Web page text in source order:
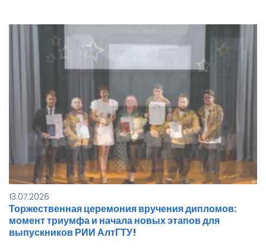
13.07.2026
Торжественная церемония вручения дипломов:
момент триумфа и начала новых этапов для
выпускников РИИ АлтГТУ!